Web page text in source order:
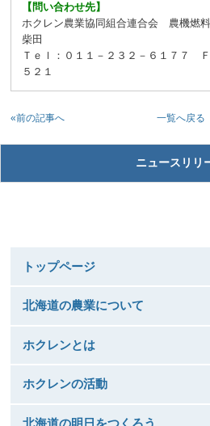
【問い合わせ先】
ホクレン農業協同組合連合会 農機燃
柴田
Ｔｅｌ：０１１－２３２－６１７７
５２１
一覧へ戻る
«前の記事へ
ニュースリリ
トップページ
北海道の農業について
ホクレンとは
ホクレンの活動
北海道の明日をつくろう